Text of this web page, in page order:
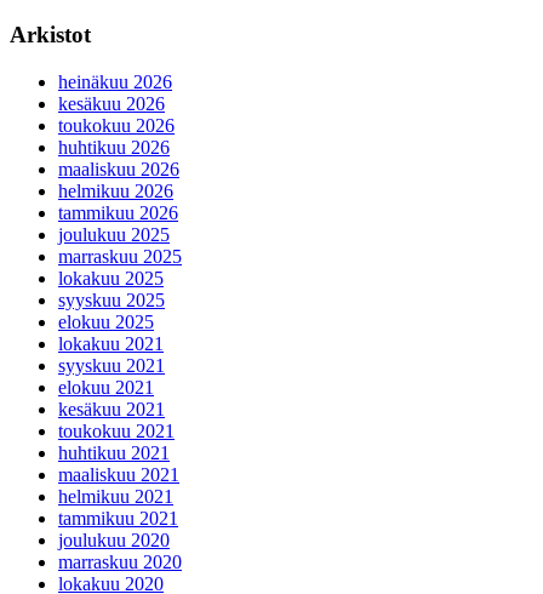
Arkistot
heinäkuu 2026
kesäkuu 2026
toukokuu 2026
huhtikuu 2026
maaliskuu 2026
helmikuu 2026
tammikuu 2026
joulukuu 2025
marraskuu 2025
lokakuu 2025
syyskuu 2025
elokuu 2025
lokakuu 2021
syyskuu 2021
elokuu 2021
kesäkuu 2021
toukokuu 2021
huhtikuu 2021
maaliskuu 2021
helmikuu 2021
tammikuu 2021
joulukuu 2020
marraskuu 2020
lokakuu 2020